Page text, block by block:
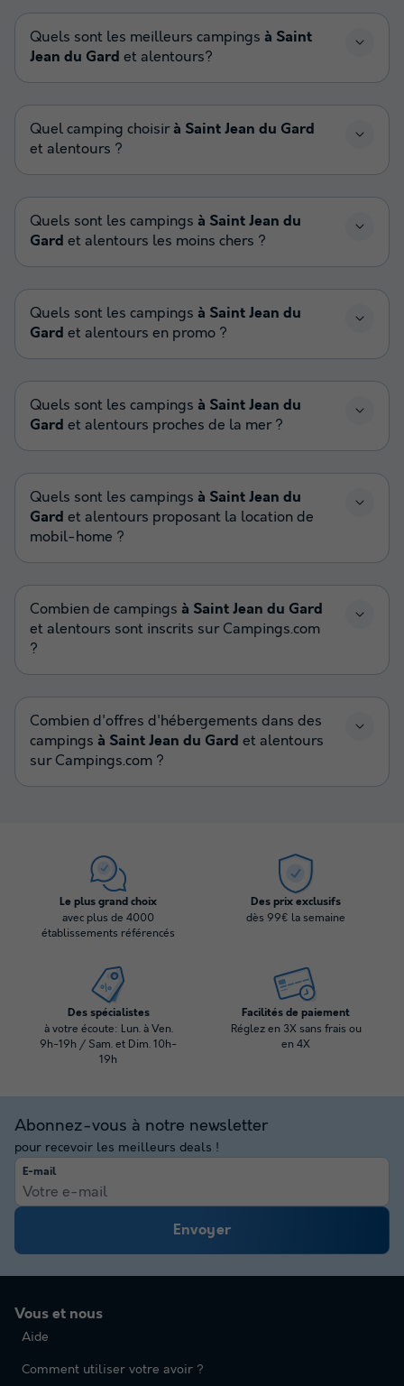
Quels sont les meilleurs campings à Saint
Jean du Gard et alentours?
Quel camping choisirà Saint Jean du Gard
et alentours ?
Quels sont les campings à Saint Jean du
Gard et alentours les moins chers ?
Quels sont les campings à Saint Jean du
Gard et alentours en promo ?
Quels sont les campings à Saint Jean du
Gard et alentours proches de la mer ?
Quels sont les campings à Saint Jean du
Gard et alentours proposant la location de
mobil-home ?
Combien de campings à Saint Jean du Gard
et alentours sont inscrits sur Campings.com
?
Combien d'offres d'hébergements dans des
campings à Saint Jean du Gard et alentours
sur Campings.com ?
Le plus grand choix
avec plus de 4000
établissements référencés
Des prix exclusifs
dès 99€ la semaine
Des spécialistes
à votre écoute: Lun. à Ven.
9h-19h / Sam. et Dim. 10h-
19h
Facilités de paiement
Réglez en 3X sans frais ou
en 4X
Abonnez-vous à notre newsletter
pour recevoir les meilleurs deals !
E-mail
Envoyer
Vous et nous
Aide
Comment utiliser votre avoir ?